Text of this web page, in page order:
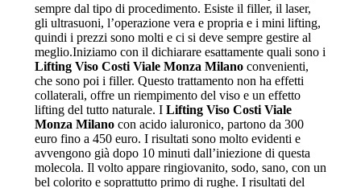
sempre dal tipo di procedimento. Esiste il filler, il laser,
gli ultrasuoni, l’operazione vera e propria e i mini lifting,
quindi i prezzi sono molti e ci si deve sempre gestire al
meglio.Iniziamo con il dichiarare esattamente quali sono i
Lifting Viso Costi Viale Monza Milanoconvenienti,
che sono poi i filler. Questo trattamento non ha effetti
collaterali, offre un riempimento del viso e un effetto
lifting del tutto naturale. I Lifting Viso Costi Viale
Monza Milanocon acido ialuronico, partono da 300
euro fino a 450 euro. I risultati sono molto evidenti e
avvengono già dopo 10 minuti dall’iniezione di questa
molecola. Il volto appare ringiovanito, sodo, sano, con un
bel colorito e soprattutto primo di rughe. I risultati del